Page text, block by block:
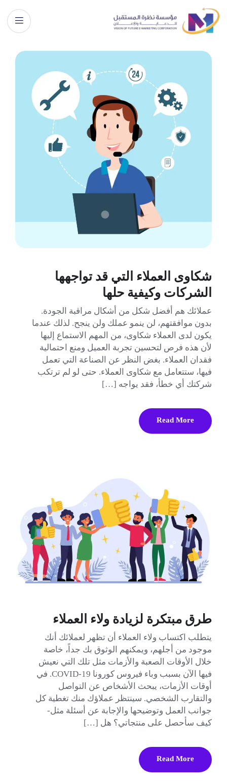
شكاوى العملاء التي قد تواجهها
الشركات وكيفية حلها
عملائك هم أفضل شكل من أشكال مراقبة الجودة.
بدون موافقتهم، لن ينمو عملك ولن ينجح. لذلك عندما
يكون لدى العملاء شكاوى، من المهم الاستماع إليها
لأن هذه فرص لتحسين تجربة العميل ومنع احتمالية
فقدان العملاء. بغض النظر عن الصناعة التي تعمل
فيها، ستتعامل مع شكاوى العملاء. حتى لو لم ترتكب
شركتك أي خطأ، فقد يواجه […]
Read More
طرق مبتكرة لزيادة ولاء العملاء
يتطلب اكتساب ولاء العملاء أن تظهر لعملائك أنك
موجود من أجلهم، ويمكنهم الوثوق بك جداً، خاصة
خلال الأوقات الصعبة والأزمات مثل تلك التي نعيش
فيها الآن بسبب وباء فيروس كورونا COVID-19. في
أوقات الأزمات، يبحث الأشخاص عن التواصل
والتقارب الشخصي. سينتظر عملاؤك منك تغطية كل
جوانب العمل وتوضيحها والإجابة عن أسئلة مثل-
كيف سأحصل على منتجاتي؟ هل […]
Read More